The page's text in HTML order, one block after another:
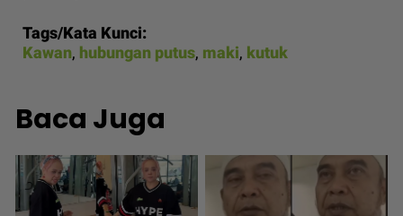
Tags/Kata Kunci:
Kawan, hubungan putus, maki, kutuk
Baca Juga